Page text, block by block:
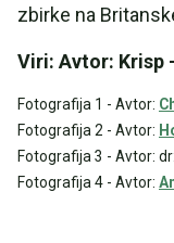
zbirke na
Viri: Avtor: Krisp
Fotografija 1 - Avtor:
Fotografija 2 - Avtor:
Fotografija 3 - Avtor: dr:
Fotografija 4 - Avtor: